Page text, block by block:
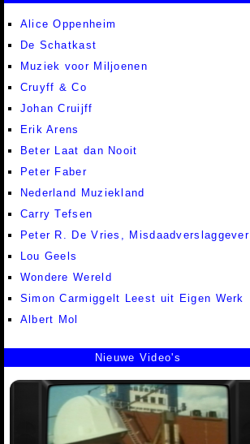
Alice Oppenheim
De Schatkast
Muziek voor Miljoenen
Cruyff & Co
Johan Cruijff
Erik Arens
Beter Laat dan Nooit
Peter Faber
Nederland Muziekland
Carry Tefsen
Peter R. De Vries, Misdaadverslaggever
Lou Geels
Wondere Wereld
Simon Carmiggelt Leest uit Eigen Werk
Albert Mol
Nieuwe Video's